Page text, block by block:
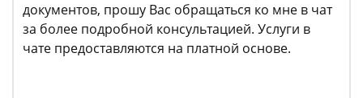
документов, прошу Вас обращаться ко мне в чат
за более подробной консультацией. Услуги в
чате предоставляются на платной основе.